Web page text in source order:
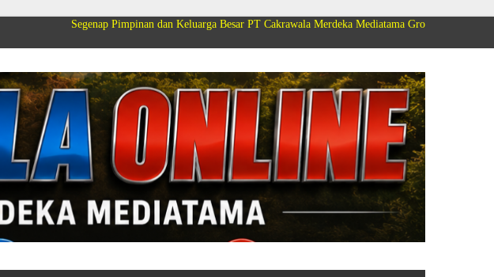
Segenap Pimpinan dan Keluarga Besar PT Cakrawala Merdeka Mediatama Group Mengucapkan Selamat